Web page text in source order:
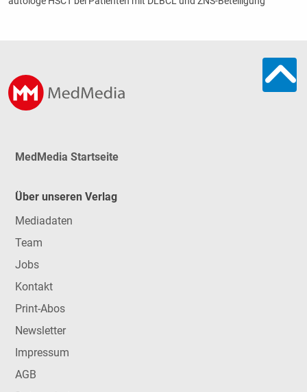
MedMedia Startseite
Über unseren Verlag
Mediadaten
Team
Jobs
Kontakt
Print-Abos
Newsletter
Impressum
AGB